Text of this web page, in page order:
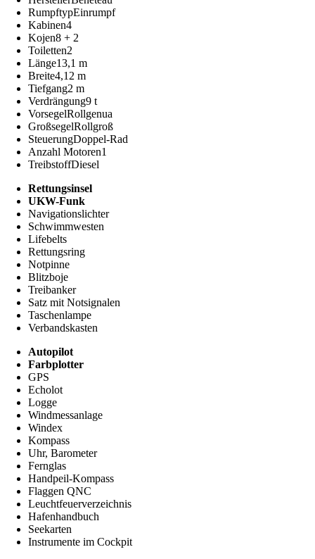
RumpftypEinrumpf
Kabinen4
Kojen8 + 2
Toiletten2
Länge13,1 m
Breite4,12 m
Tiefgang2 m
Verdrängung9 t
VorsegelRollgenua
GroßsegelRollgroß
SteuerungDoppel-Rad
Anzahl Motoren1
TreibstoffDiesel
Rettungsinsel
UKW-Funk
Navigationslichter
Schwimmwesten
Lifebelts
Rettungsring
Notpinne
Blitzboje
Treibanker
Satz mit Notsignalen
Taschenlampe
Verbandskasten
Autopilot
Farbplotter
GPS
Echolot
Logge
Windmessanlage
Windex
Kompass
Uhr, Barometer
Fernglas
Handpeil-Kompass
Flaggen QNC
Leuchtfeuerverzeichnis
Hafenhandbuch
Seekarten
Instrumente im Cockpit